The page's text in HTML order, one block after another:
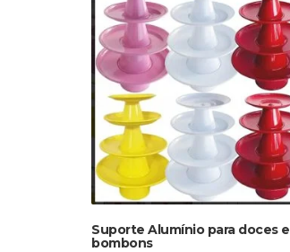
Suporte Alumínio para doces e
bombons